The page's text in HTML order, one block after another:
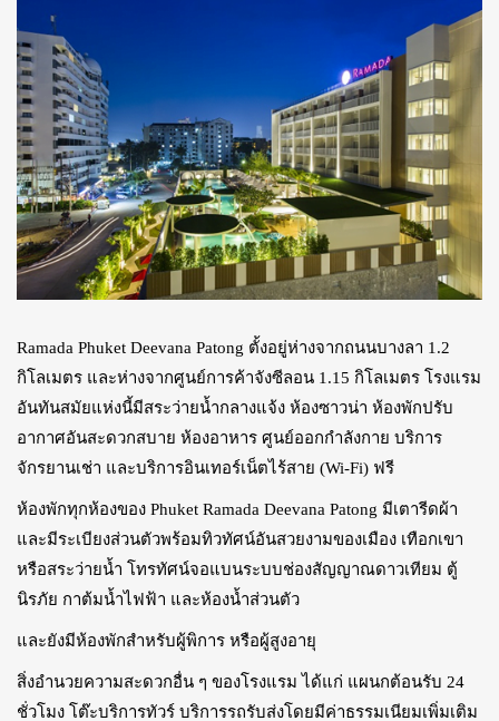
Ramada Phuket Deevana Patong ตั้งอยู่ห่างจากถนนบางลา 1.2
กิโลเมตร และห่างจากศูนย์การค้าจังซีลอน 1.15 กิโลเมตร โรงแรม
อันทันสมัยแห่งนี้มีสระว่ายน้ำกลางแจ้ง ห้องซาวน่า ห้องพักปรับ
อากาศอันสะดวกสบาย ห้องอาหาร ศูนย์ออกกำลังกาย บริการ
จักรยานเช่า และบริการอินเทอร์เน็ตไร้สาย (Wi-Fi) ฟรี
ห้องพักทุกห้องของ Phuket Ramada Deevana Patong มีเตารีดผ้า
และมีระเบียงส่วนตัวพร้อมทิวทัศน์อันสวยงามของเมือง เทือกเขา
หรือสระว่ายน้ำ โทรทัศน์จอแบนระบบช่องสัญญาณดาวเทียม ตู้
นิรภัย กาต้มน้ำไฟฟ้า และห้องน้ำส่วนตัว
และยังมีห้องพักสำหรับผู้พิการ หรือผู้สูงอายุ
สิ่งอำนวยความสะดวกอื่น ๆ ของโรงแรม ได้แก่ แผนกต้อนรับ 24
ชั่วโมง โต๊ะบริการทัวร์ บริการรถรับส่งโดยมีค่าธรรมเนียมเพิ่มเติม